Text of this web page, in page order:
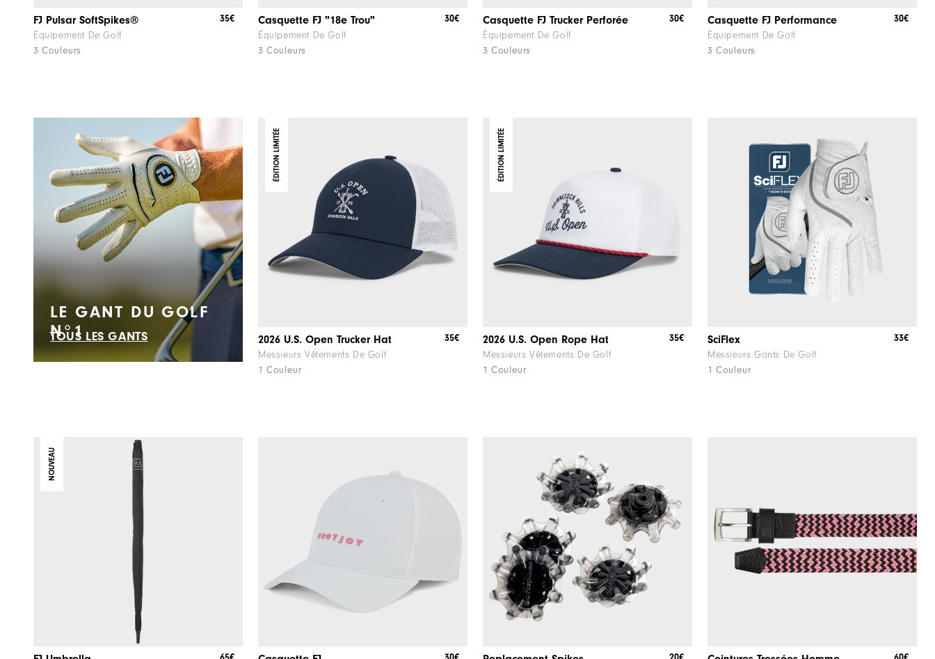
FJ Pulsar SoftSpikes®
Équipement De Golf
3 Couleurs
35€ Casquette FJ "18e Trou"
Équipement De Golf
3 Couleurs
30€ Casquette FJ Trucker Perforée
Équipement De Golf
3 Couleurs
30€ Casquette FJ Performance
Équipement De Golf
3 Couleurs
30€
LE GANT DU GOLF
N°1
TOUS LES GANTS
ÉDITION LIMITÉE
2026 U.S. Open Trucker Hat
Messieurs Vêtements De Golf
1 Couleur
35€
ÉDITION LIMITÉE
2026 U.S. Open Rope Hat
Messieurs Vêtements De Golf
1 Couleur
35€ SciFlex
Messieurs Gants De Golf
1 Couleur
33€
NOUVEAU